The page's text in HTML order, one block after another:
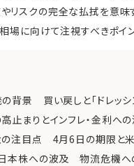
リスクの完全な払拭を意味
場に向けて注視すべきポイ
背景 買い戻しと「ドレッシ
止まりとインフレ・金利へ
注目点 4月6日の期限と米
本株への波及 物流危機へ